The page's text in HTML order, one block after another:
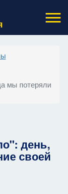
мы потеряли
день,
своей